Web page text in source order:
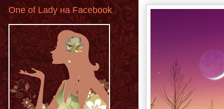
One of Lady на Facebook